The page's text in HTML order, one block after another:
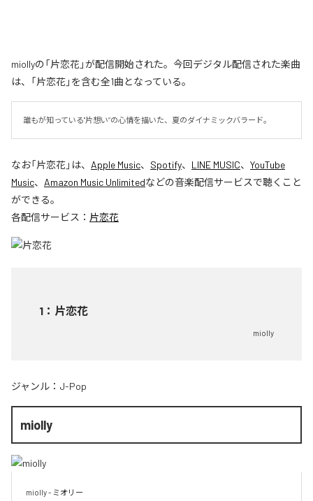
miollyの「片恋花」が配信開始された。今回デジタル配信された楽曲
は、「片恋花」を含む全1曲となっている。
誰もが知っている"片想い”の心情を描いた、夏のダイナミックバラード。
なお「片恋花」は、 Apple Music、 Spotify、 LINE MUSIC、 YouTube
Music、 Amazon Music Unlimitedなどの音楽配信サービスで聴くこと
ができる。
各配信サービス： 片恋花
1 ： 片恋花
miolly
ジャンル： J-Pop
miolly
miolly - ミオリー